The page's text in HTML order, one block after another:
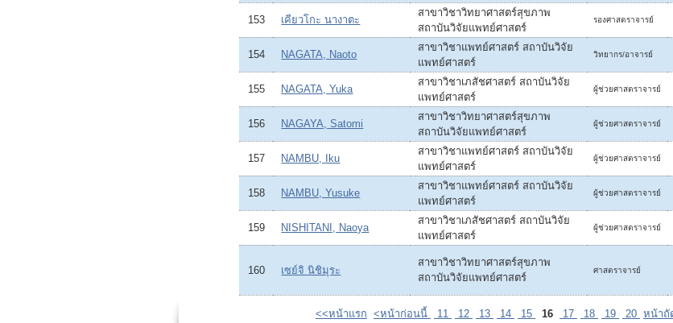
153 เคียวโกะ นางาตะ
สาขาวิชาวิทยาศาสตร์สุขภาพ
สถาบันวิจัยแพทย์ศาสตร์
รองศาสตราจารย์
154 NAGATA, Naoto
สาขาวิชาแพทย์ศาสตร์ สถาบันวิจัย
แพทย์ศาสตร์
วิทยากร/อาจารย์
155 NAGATA, Yuka
สาขาวิชาเภสัชศาสตร์ สถาบันวิจัย
แพทย์ศาสตร์
ผู้ช่วยศาสตราจารย์
156 NAGAYA, Satomi
สาขาวิชาวิทยาศาสตร์สุขภาพ
สถาบันวิจัยแพทย์ศาสตร์
ผู้ช่วยศาสตราจารย์
157 NAMBU, Iku
สาขาวิชาแพทย์ศาสตร์ สถาบันวิจัย
แพทย์ศาสตร์
ผู้ช่วยศาสตราจารย์
158 NAMBU, Yusuke
สาขาวิชาแพทย์ศาสตร์ สถาบันวิจัย
แพทย์ศาสตร์
ผู้ช่วยศาสตราจารย์
159 NISHITANI, Naoya
สาขาวิชาเภสัชศาสตร์ สถาบันวิจัย
แพทย์ศาสตร์
ผู้ช่วยศาสตราจารย์
160 เซย์จิ นิชิมุระ
สาขาวิชาวิทยาศาสตร์สุขภาพ
สถาบันวิจัยแพทย์ศาสตร์
ศาสตราจารย์
<<หน้าแรก <หน้าก่อนนี้ 11 12 13 14 15 16 17 18 19 20 หน้าถั